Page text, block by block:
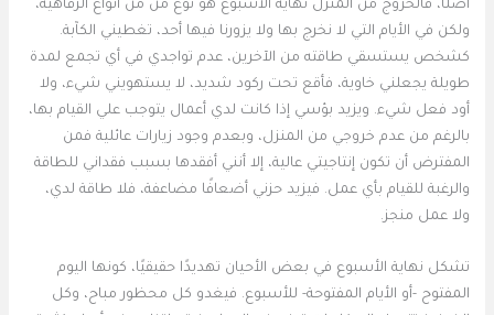
أصلًا، فالخروج من المنزل نهاية الأسبوع هو نوع من من أنواع الرفاهية،
ولكن في الأيام التي لا نخرج بها ولا يزورنا فيها أحد، تغطيني الكآبة.
كشخص يستسقي طاقته من الآخرين، عدم تواجدي في أي تجمع لمدة
طويلة يجعلني خاوية، فأقع تحت ركود شديد، لا يستهويني شيء، ولا
أود فعل شيء. ويزيد بؤسي إذا كانت لدي أعمال يتوجب علي القيام بها،
بالرغم من عدم خروجي من المنزل، وبعدم وجود زيارات عائلية فمن
المفترض أن تكون إنتاجيتي عالية، إلا أنني أفقدها بسبب فقداني للطاقة
والرغبة للقيام بأي عمل. فيزيد حزني أضعافًا مضاعفة، فلا طاقة لدي،
ولا عمل منجز.
تشكل نهاية الأسبوع في بعض الأحيان تهديدًا حقيقيًا، كونها اليوم
المفتوح -أو الأيام المفتوحة- للأسبوع. فيغدو كل محظور مباح، وكل